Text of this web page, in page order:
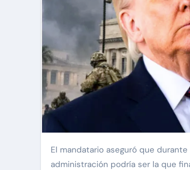
El mandatario aseguró que durante décadas otros gobiernos estadounidenses han considerado acciones contra la isla, pero sugirió que su
administración podría ser la que